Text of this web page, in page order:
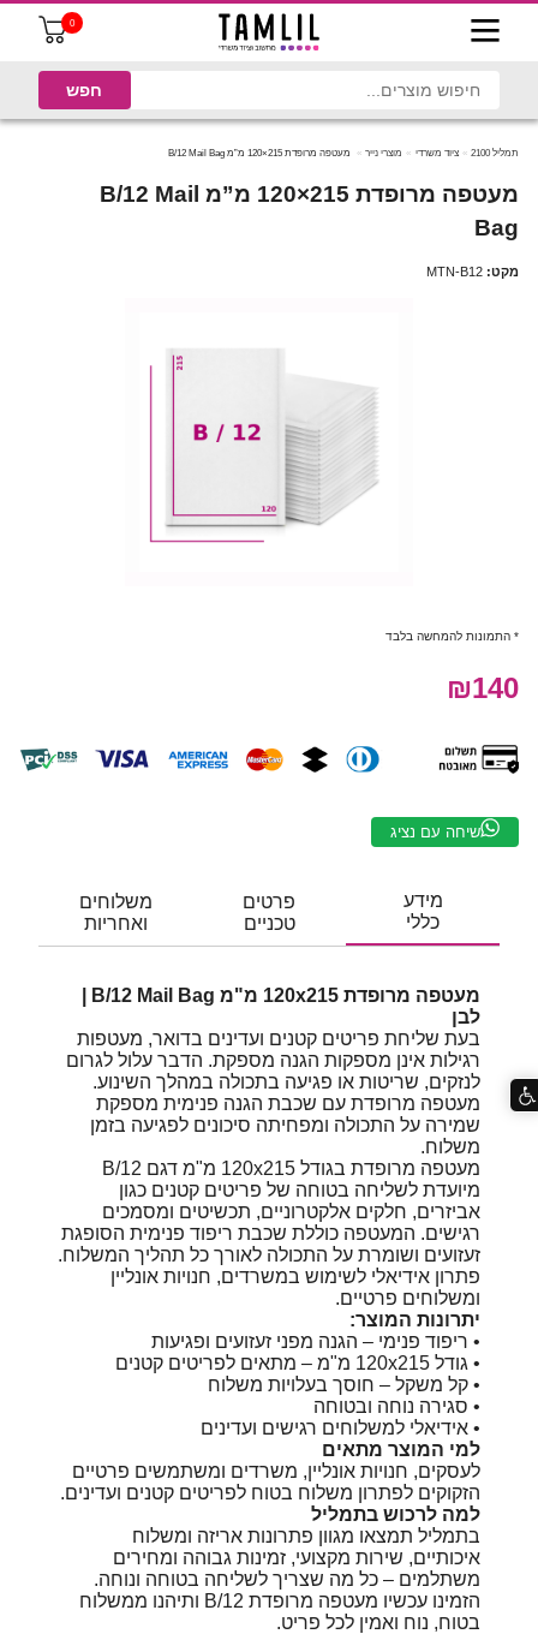
0
תמליל 2100 ציוד משרדי מוצרי נייר מעטפה מרופדת 215×120 מ”מ B/12 Mail Bag
מעטפה מרופדת 215×120 מ”מ B/12 Mail
Bag
מקט: MTN-B12
* התמונות להמחשה בלבד
₪140
שיחה עם נציג
מידע
כללי
פרטים
טכניים
משלוחים
ואחריות
לבן
בעת שליחת פריטים קטנים ועדינים בדואר, מעטפות
רגילות אינן מספקות הגנה מספקת. הדבר עלול לגרום
לנזקים, שריטות או פגיעה בתכולה במהלך השינוע.
מעטפה מרופדת עם שכבת הגנה פנימית מספקת
שמירה על התכולה ומפחיתה סיכונים לפגיעה בזמן
משלוח.
מעטפה מרופדת בגודל 120x215 מ"מ דגם B/12
מיועדת לשליחה בטוחה של פריטים קטנים כגון
אביזרים, חלקים אלקטרוניים, תכשיטים ומסמכים
רגישים. המעטפה כוללת שכבת ריפוד פנימית הסופגת
זעזועים ושומרת על התכולה לאורך כל תהליך המשלוח.
פתרון אידיאלי לשימוש במשרדים, חנויות אונליין
ומשלוחים פרטיים.
יתרונות המוצר:
• ריפוד פנימי – הגנה מפני זעזועים ופגיעות
• גודל 120x215 מ"מ – מתאים לפריטים קטנים
• קל משקל – חוסך בעלויות משלוח
• סגירה נוחה ובטוחה
• אידיאלי למשלוחים רגישים ועדינים
למי המוצר מתאים
לעסקים, חנויות אונליין, משרדים ומשתמשים פרטיים
הזקוקים לפתרון משלוח בטוח לפריטים קטנים ועדינים.
למה לרכוש בתמליל
בתמליל תמצאו מגוון פתרונות אריזה ומשלוח
איכותיים, שירות מקצועי, זמינות גבוהה ומחירים
משתלמים – כל מה שצריך לשליחה בטוחה ונוחה.
הזמינו עכשיו מעטפה מרופדת B/12 ותיהנו ממשלוח
בטוח, נוח ואמין לכל פריט.